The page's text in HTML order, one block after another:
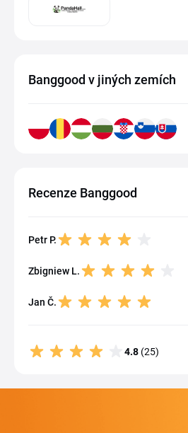
Banggood v jiných zemích
Recenze Banggood
Petr P.
Zbigniew L.
Jan Č.
4.8 (25)